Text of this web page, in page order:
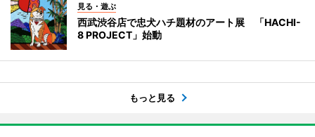
見る・遊ぶ
西武渋谷店で忠犬ハチ題材のアート展 「HACHI-
8 PROJECT」始動
もっと見る